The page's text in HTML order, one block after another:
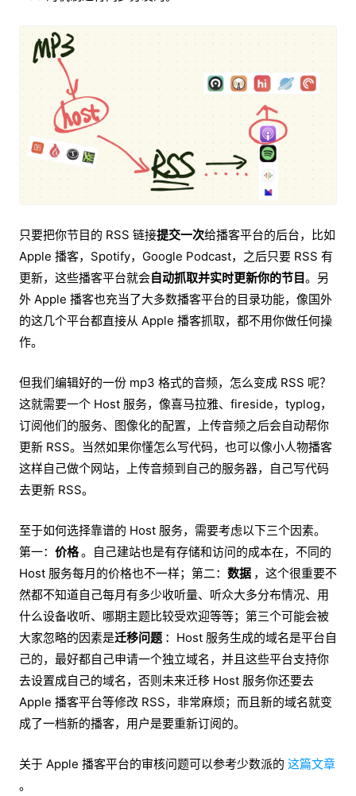
只要把你节目的 RSS 链接提交一次给播客平台的后台，比如
Apple 播客，Spotify，Google Podcast，之后只要 RSS 有
更新，这些播客平台就会自动抓取并实时更新你的节目。另
外 Apple 播客也充当了大多数播客平台的目录功能，像国外
的这几个平台都直接从 Apple 播客抓取，都不用你做任何操
作。
但我们编辑好的一份 mp3 格式的音频，怎么变成 RSS 呢？
这就需要一个 Host 服务，像喜马拉雅、fireside，typlog，
订阅他们的服务、图像化的配置，上传音频之后会自动帮你
更新 RSS。当然如果你懂怎么写代码，也可以像小人物播客
这样自己做个网站，上传音频到自己的服务器，自己写代码
去更新 RSS。
至于如何选择靠谱的 Host 服务，需要考虑以下三个因素。
第一： 价格。自己建站也是有存储和访问的成本在，不同的
Host 服务每月的价格也不一样；第二： 数据 ，这个很重要不
然都不知道自己每月有多少收听量、听众大多分布情况、用
什么设备收听、哪期主题比较受欢迎等等；第三个可能会被
大家忽略的因素是迁移问题 ：Host 服务生成的域名是平台自
己的，最好都自己申请一个独立域名，并且这些平台支持你
去设置成自己的域名，否则未来迁移 Host 服务你还要去
Apple 播客平台等修改 RSS，非常麻烦；而且新的域名就变
成了一档新的播客，用户是要重新订阅的。
关于 Apple 播客平台的审核问题可以参考少数派的 这篇文章
。